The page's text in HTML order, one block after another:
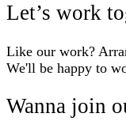
Let’s work
Like our work?
We'll be happy to
Wanna join